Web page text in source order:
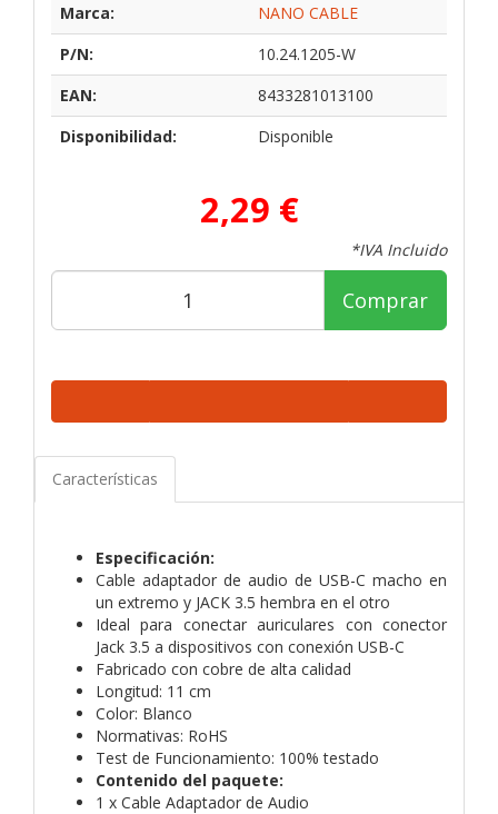
Marca:
NANO CABLE
P/N:
10.24.1205-W
EAN:
8433281013100
Disponibilidad:
Disponible
2,29 €
*IVA Incluido
Comprar
Características
Especificación:
Cable adaptador de audio de USB-C macho en
un extremo y JACK 3.5 hembra en el otro
Ideal para conectar auriculares con conector
Jack 3.5 a dispositivos con conexión USB-C
Fabricado con cobre de alta calidad
Longitud: 11 cm
Color: Blanco
Normativas: RoHS
Test de Funcionamiento: 100% testado
Contenido del paquete:
1 x Cable Adaptador de Audio